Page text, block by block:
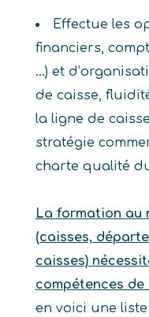
Effectue les
financiers,
…) et
de caisse,
la ligne de
stratégie
charte qualité
La formation au
(caisses,
caisses)
compétences de
en voici une